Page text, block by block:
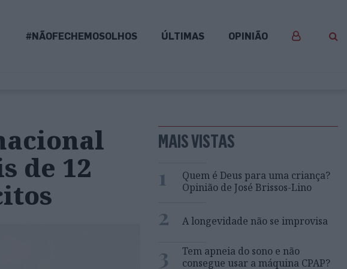
#NÃOFECHEMOSOLHOS ÚLTIMAS OPINIÃO
de 12
MAIS VISTAS
1
Quem é Deus para uma criança?
Opinião de José Brissos-Lino
2 A longevidade não se improvisa
3
Tem apneia do sono e não
consegue usar a máquina CPAP?